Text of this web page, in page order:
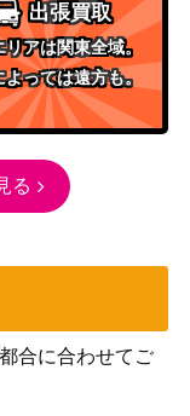
新たなる
ァイレク
ア）
1,800
ナの街
）
1,500
出張買取
リアは関東全域。
よっては遠方も。
る
合に合わせてご